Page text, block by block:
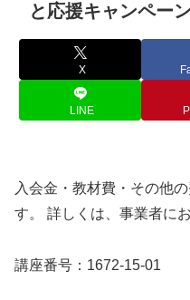
と応援キャンペーン
X
LINE
入会金・教材費・その他
す。 詳しくは、事業者に
講座番号：1672-15-01